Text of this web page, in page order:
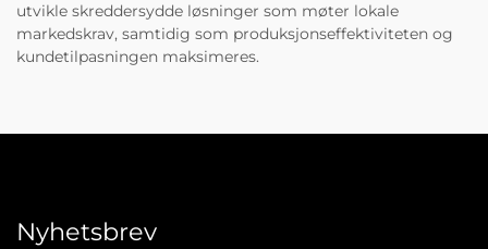
utvikle skreddersydde løsninger som møter lokale
markedskrav, samtidig som produksjonseffektiviteten og
kundetilpasningen maksimeres.
Nyhetsbrev